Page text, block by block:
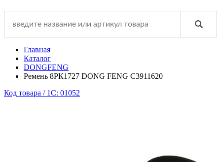
Главная
Каталог
DONGFENG
Ремень 8РК1727 DONG FENG С3911620
Код товара / 1C: 01052